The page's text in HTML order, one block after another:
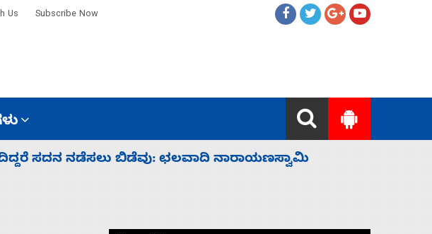
Us Subscribe Now
ಹಣಬಲ ಮತ್ತು ಹೈಕಮಾಂಡ್ ರಾಜಕಾರಣಕ್ಕೆ: ವಿಜಯೇಂದ್ರ